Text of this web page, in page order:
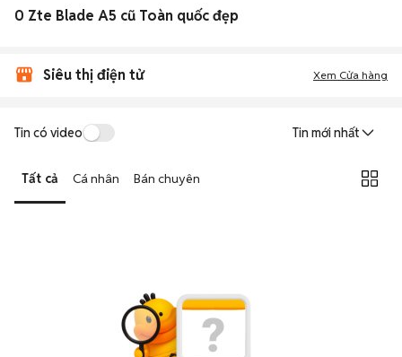
0 Zte Blade A5 cũ Toàn quốc đẹp
Siêu thị điện tử Xem Cửa hàng
Tin có video Tin mới nhất
Tất cả Cá nhân Bán chuyên